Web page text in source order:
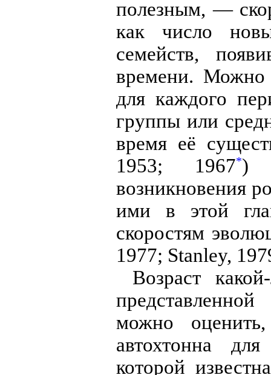
полезным, —
как число
семейств,
времени. Можно
для каждого
группы или
время её
1953; 1967*)
возникновения
ими в этой
скоростям
1977; Stanley,
Возраст
можно
автохтонна
которой